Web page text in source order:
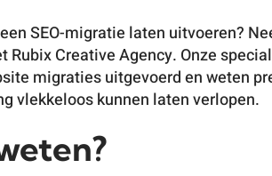
SEO-migratie laten uitvoeren?
Rubix Creative Agency. Onze
migraties uitgevoerd en weten
vlekkeloos kunnen laten verlopen.